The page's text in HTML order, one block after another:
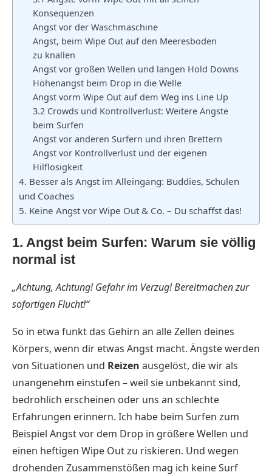
Konsequenzen
Angst vor der Waschmaschine
Angst, beim Wipe Out auf den Meeresboden
zu knallen
Angst vor großen Wellen und langen Hold Downs
Höhenangst beim Drop in die Welle
Angst vorm Wipe Out auf dem Weg ins Line Up
3.2 Crowds und Kontrollverlust: Weitere Ängste
beim Surfen
Angst vor anderen Surfern und ihren Brettern
Angst vor Kontrollverlust und der eigenen
Hilflosigkeit
4. Besser als Angst im Alleingang: Buddies, Schulen
und Coaches
5. Keine Angst vor Wipe Out & Co. – Du schaffst das!
1. Angst beim Surfen: Warum sie völlig
normal ist
„Achtung, Achtung! Gefahr im Verzug! Bereitmachen zur
sofortigen Flucht!“
So in etwa funkt das Gehirn an alle Zellen deines
Körpers, wenn dir etwas Angst macht. Ängste werden
von Situationen und Reizen ausgelöst, die wir als
unangenehm einstufen – weil sie unbekannt sind,
bedrohlich erscheinen oder uns an schlechte
Erfahrungen erinnern. Ich habe beim Surfen zum
Beispiel Angst vor dem Drop in größere Wellen und
einen heftigen Wipe Out zu riskieren. Und wegen
drohenden Zusammenstößen mag ich keine Surf